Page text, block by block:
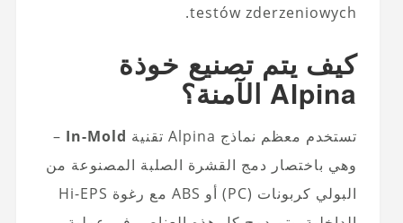
testów zderzeniowych.
كيف يتم تصنيع خوذة
Alpina الآمنة؟
تستخدم معظم نماذج Alpina تقنية In-Mold
–
وهي باختصار دمج القشرة الصلبة المصنوعة من
البولي كربونات (PC) أو ABS مع رغوة Hi-EPS